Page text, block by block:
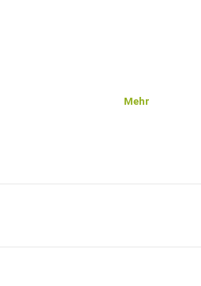
Mehr